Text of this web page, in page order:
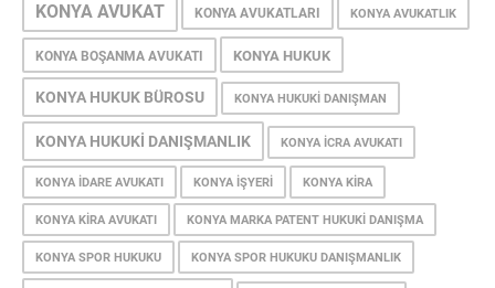
KONYA AVUKAT KONYA AVUKATLARI KONYA AVUKATLIK
KONYA BOŞANMA AVUKATI KONYA HUKUK
KONYA HUKUK BÜROSU KONYA HUKUKI DANIŞMAN
KONYA HUKUKI DANIŞMANLIK KONYA ICRA AVUKATI
KONYA IDARE AVUKATI KONYA IŞYERI KONYA KIRA
KONYA KIRA AVUKATI KONYA MARKA PATENT HUKUKI DANIŞMA
KONYA SPOR HUKUKU KONYA SPOR HUKUKU DANIŞMANLIK